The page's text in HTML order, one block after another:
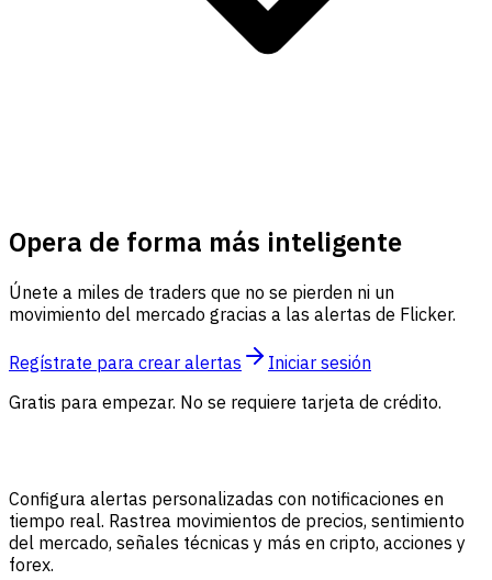
Opera de forma más inteligente
Únete a miles de traders que no se pierden ni un
movimiento del mercado gracias a las alertas de Flicker.
Regístrate para crear alertas
Iniciar sesión
Gratis para empezar. No se requiere tarjeta de crédito.
Configura alertas personalizadas con notificaciones en
tiempo real. Rastrea movimientos de precios, sentimiento
del mercado, señales técnicas y más en cripto, acciones y
forex.